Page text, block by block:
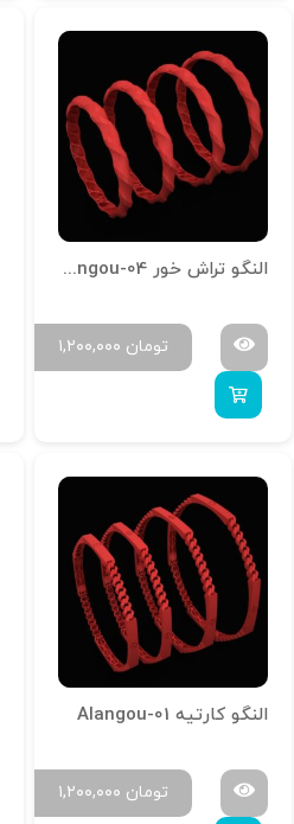
النگو تراش خور Alangou-04
۱,۲۰۰,۰۰۰ تومان
النگو کارتیه Alangou-01
۱,۲۰۰,۰۰۰ تومان